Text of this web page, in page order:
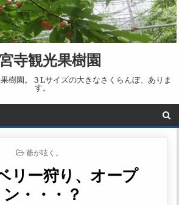
寺観光果樹園
樹園。３Lサイズの大きなさくらんぼ、ありま
す。
POSTED IN
爺が呟く。
リー狩り、オープ
ン・・・？